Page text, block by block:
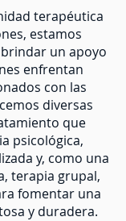
terapéutica
estamos
un apoyo
enfrentan
con las
diversas
que
psicológica,
y, como una
terapia grupal,
fomentar una
y duradera.